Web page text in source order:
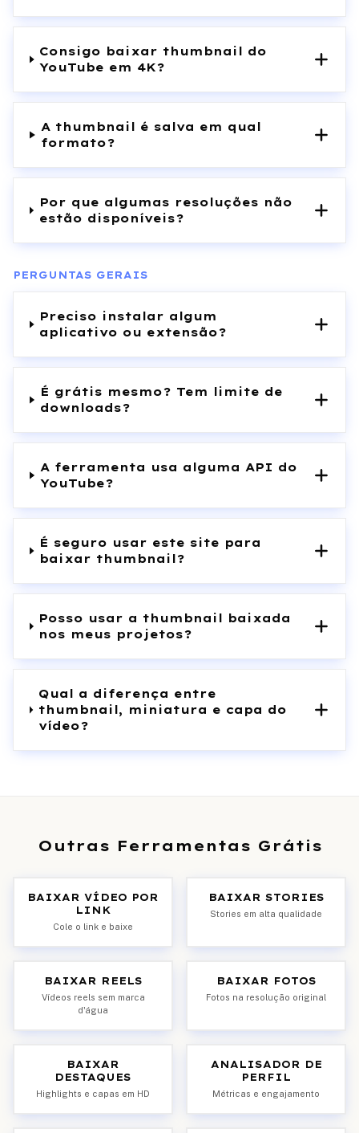
Consigo baixar thumbnail do
YouTube em 4K?
A thumbnail é salva em qual
formato?
Por que algumas resoluções não
estão disponíveis?
PERGUNTAS GERAIS
Preciso instalar algum
aplicativo ou extensão?
É grátis mesmo? Tem limite de
downloads?
A ferramenta usa alguma API do
YouTube?
É seguro usar este site para
baixar thumbnail?
Posso usar a thumbnail baixada
nos meus projetos?
Qual a diferença entre
thumbnail, miniatura e capa do
vídeo?
Outras Ferramentas Grátis
BAIXAR VÍDEO POR
LINK
Cole o link e baixe
BAIXAR STORIES
Stories em alta qualidade
BAIXAR REELS
Vídeos reels sem marca
d'água
BAIXAR FOTOS
Fotos na resolução original
BAIXAR
DESTAQUES
Highlights e capas em HD
ANALISADOR DE
PERFIL
Métricas e engajamento